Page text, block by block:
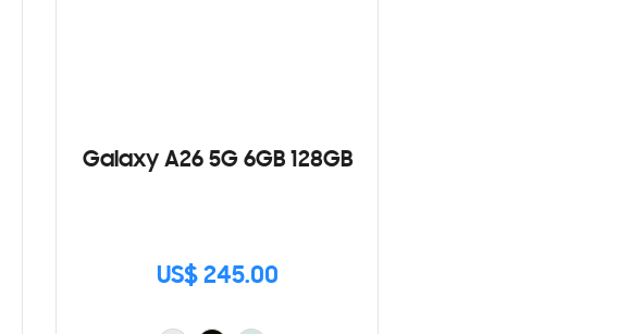
Galaxy A26 5G 6GB 128GB
US$ 245.00